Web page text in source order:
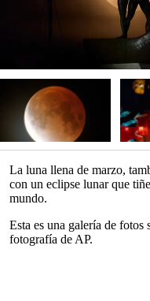
La luna llena de marzo,
con un eclipse lunar que
mundo.
Esta es una galería de fotos
fotografía de AP.